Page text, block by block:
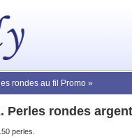
rondes au fil Promo »
Perles rondes
perles.